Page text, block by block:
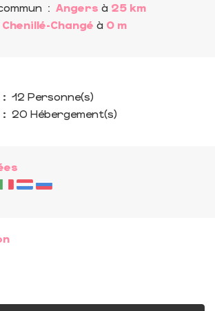
: Angers à 25 km
Chenillé-Changé à 0 m
12 Personne(s)
20 Hébergement(s)